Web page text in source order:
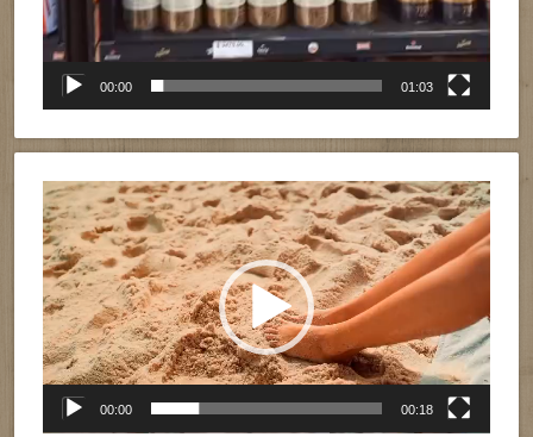
00:00 01:03
Reproductor
de
vídeo
00:00 00:18